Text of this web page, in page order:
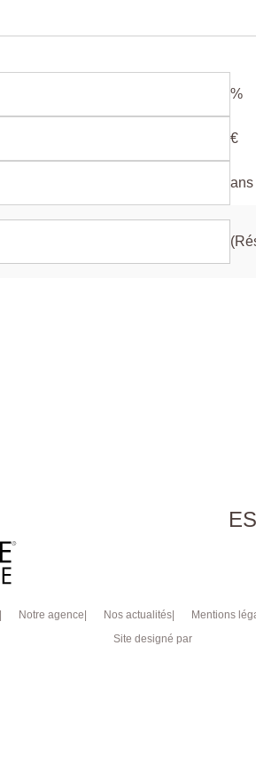
%
€
ans
Notre agence Nos actualités Mentions
Site designé par